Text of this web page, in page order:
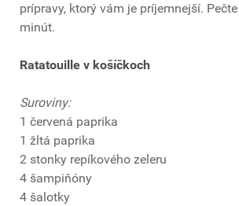
prípravy, ktorý vám je príjemnejší.
minút.
Ratatouille v košíčkoch
Suroviny:
1 červená paprika
1 žltá paprika
2 stonky repíkového zeleru
4 šampiňóny
4 šalotky